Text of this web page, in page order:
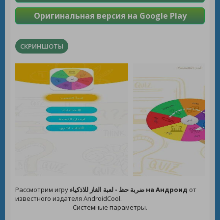
Оригинальная версия на Google Play
СКРИНШОТЫ
Рассмотрим игру ضربة حظ - لعبة الغاز للاذكياء на Андроид от
известного издателя AndroidCool.
Системные параметры.